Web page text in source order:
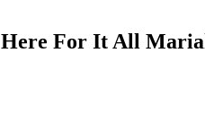
Here For It All